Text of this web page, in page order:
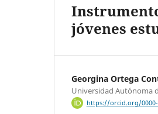
jóvenes
Georgina Ortega
Universidad Autónoma
https://orcid.org/0000-